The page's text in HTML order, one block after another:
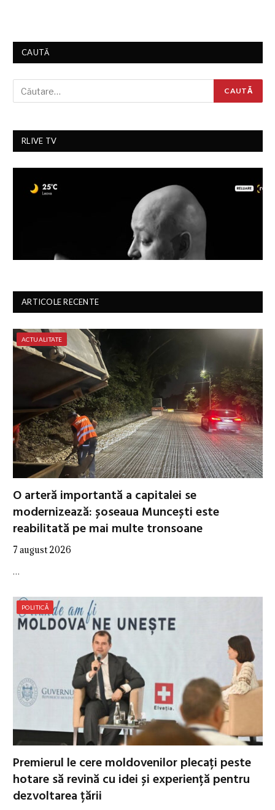
CAUTĂ
RLIVE TV
ARTICOLE RECENTE
ACTUALITATE
O arteră importantă a capitalei se
modernizează: șoseaua Muncești este
reabilitată pe mai multe tronsoane
7 august 2026
…
POLITICĂ
Premierul le cere moldovenilor plecați peste
hotare să revină cu idei și experiență pentru
dezvoltarea țării